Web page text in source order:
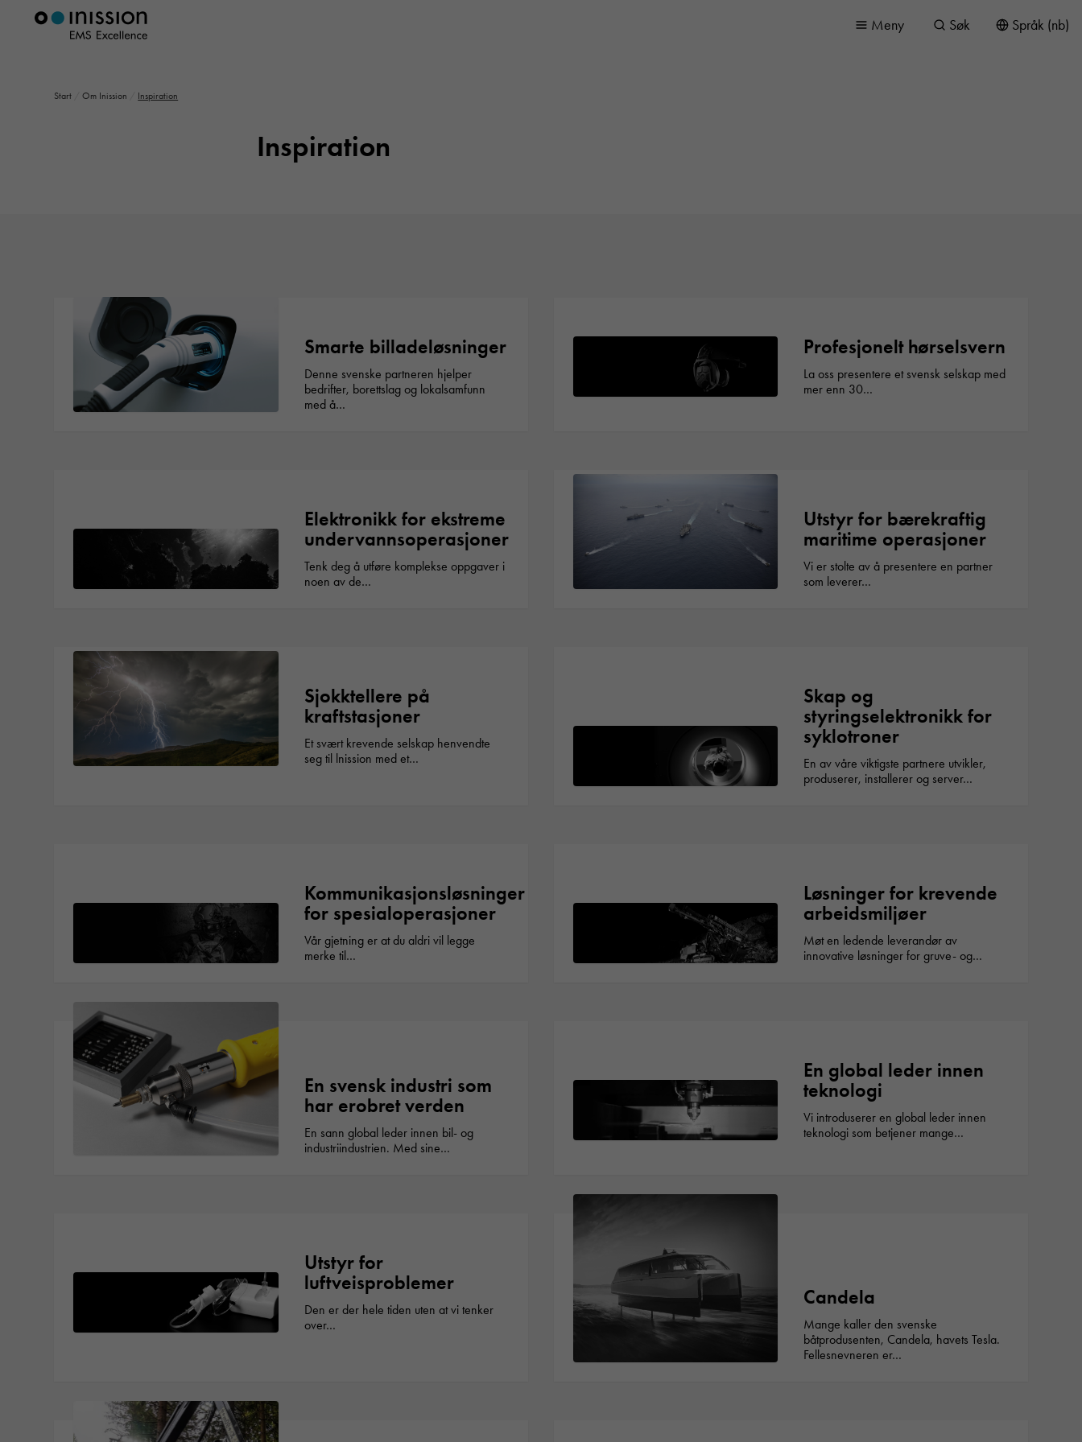
Språk (nb)
Søk
Meny
Start /Om Inission Inspiration
Inspiration
Smarte billadeløsninger
Denne svenske partneren hjelper
bedrifter, borettslag og lokalsamfunn
med å…
Profesjonelt hørselsvern
La oss presentere et svensk selskap med
mer enn 30…
Elektronikk for ekstreme
undervannsoperasjoner
Tenk deg å utføre komplekse oppgaver i
noen av de…
Utstyr for bærekraftig
maritime operasjoner
Vi er stolte av å presentere en partner
som leverer…
Sjokktellere på
kraftstasjoner
Et svært krevende selskap henvendte
seg til lnission med et…
Skap og
styringselektronikk for
syklotroner
En av våre viktigste partnere utvikler,
produserer, installerer og server…
Kommunikasjonsløsninger
for spesialoperasjoner
Vår gjetning er at du aldri vil legge
merke til…
Løsninger for krevende
arbeidsmiljøer
Møt en ledende leverandør av
innovative løsninger for gruve- og…
En svensk industri som
har erobret verden
En sann global leder innen bil- og
industriindustrien. Med sine…
En global leder innen
teknologi
Vi introduserer en global leder innen
teknologi som betjener mange…
Utstyr for
luftveisproblemer
Den er der hele tiden uten at vi tenker
over…
Candela
Mange kaller den svenske
båtprodusenten, Candela, havets Tesla.
Fellesnevneren er…